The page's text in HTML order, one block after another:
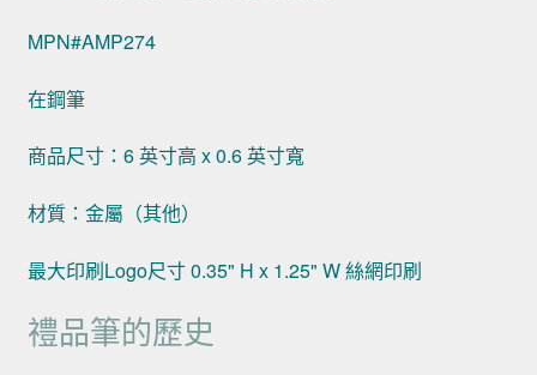
MPN#AMP274
在鋼筆
商品尺寸：6 英寸高 x 0.6 英寸寬
材質：金屬（其他）
最大印刷Logo尺寸 0.35" H x 1.25" W 絲網印刷
禮品筆的歷史